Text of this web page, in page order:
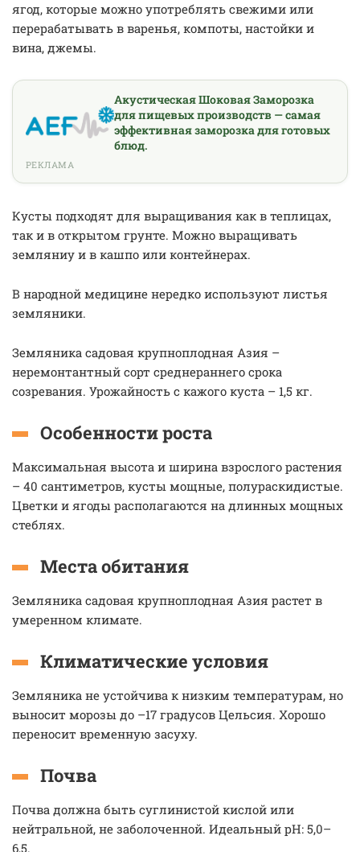
ягод, которые можно употреблять свежими или
перерабатывать в варенья, компоты, настойки и
вина, джемы.
Акустическая Шоковая Заморозка
для пищевых производств — самая
эффективная заморозка для готовых
блюд.
РЕКЛАМА
Кусты подходят для выращивания как в теплицах,
так и в открытом грунте. Можно выращивать
земляниу и в кашпо или контейнерах.
В народной медицине нередко используют листья
земляники.
Земляника садовая крупноплодная Азия –
неремонтантный сорт среднераннего срока
созревания. Урожайность с кажого куста – 1,5 кг.
Особенности роста
Максимальная высота и ширина взрослого растения
– 40 сантиметров, кусты мощные, полураскидистые.
Цветки и ягоды располагаются на длинных мощных
стеблях.
Места обитания
Земляника садовая крупноплодная Азия растет в
умеренном климате.
Климатические условия
Земляника не устойчива к низким температурам, но
выносит морозы до –17 градусов Цельсия. Хорошо
переносит временную засуху.
Почва
Почва должна быть суглинистой кислой или
нейтральной, не заболоченной. Идеальный рН: 5,0–
6,5.